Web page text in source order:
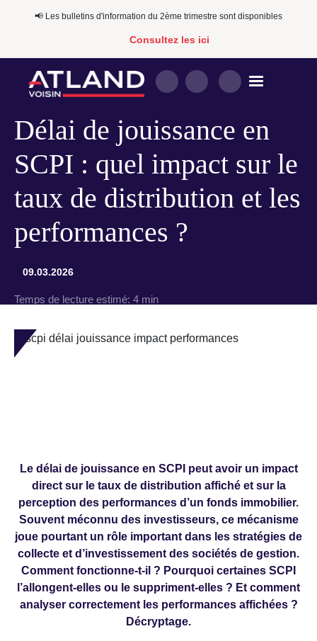
📢​​ Les bulletins d'information du 2ème trimestre sont disponibles
Consultez les ici
Délai de jouissance en
SCPI : quel impact sur le
taux de distribution et les
performances ?
09.03.2026
Temps de lecture estimé: 4 min
Le délai de jouissance en SCPI peut avoir un impact
direct sur le taux de distribution affiché et sur la
perception des performances d’un fonds immobilier.
Souvent méconnu des investisseurs, ce mécanisme
joue pourtant un rôle important dans les stratégies de
collecte et d’investissement des sociétés de gestion.
Comment fonctionne-t-il ? Pourquoi certaines SCPI
l’allongent-elles ou le suppriment-elles ? Et comment
analyser correctement les performances affichées ?
Décryptage.